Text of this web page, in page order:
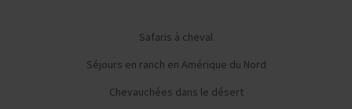
Safaris à cheval
Séjours en ranch en Amérique du Nord
Chevauchées dans le désert